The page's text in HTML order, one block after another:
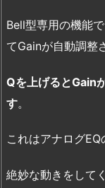
Bell型専用の機能
てGainが自動調整
Qを上げるとGain
す。
これはアナログEQ
絶妙な動きをして